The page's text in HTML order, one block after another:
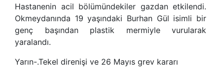
Hastanenin acil bölümündekiler gazdan etkilendi.
Okmeydanında 19 yaşındaki Burhan Gül isimli bir
genç başından plastik mermiyle vurularak
yaralandı.
Yarın-.Tekel direnişi ve 26 Mayıs grev kararı